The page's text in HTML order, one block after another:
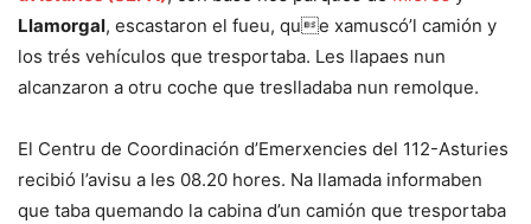
Llamorgal, escastaron el fueu, que xamuscó’l camión y
los trés vehículos que tresportaba. Les llapaes nun
alcanzaron a otru coche que treslladaba nun remolque.
El Centru de Coordinación d’Emerxencies del 112-Asturies
recibió l’avisu a les 08.20 hores. Na llamada informaben
que taba quemando la cabina d’un camión que tresportaba